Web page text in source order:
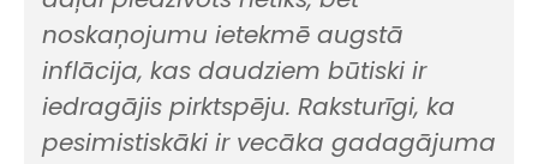
noskaņojumu ietekmē augstā
inflācija, kas daudziem būtiski ir
iedragājis pirktspēju. Raksturīgi, ka
pesimistiskāki ir vecāka gadagājuma